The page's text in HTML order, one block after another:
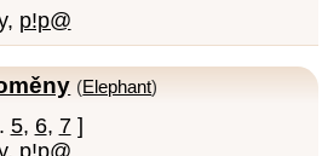
p!p@
(Elephant)
5, 6, 7]